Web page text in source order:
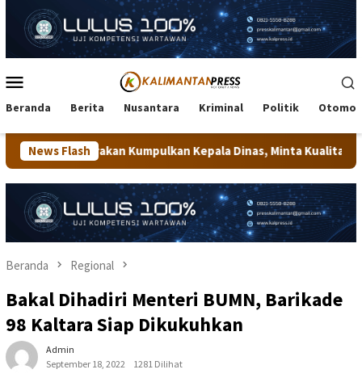
konten
Mobile
Beranda Berita Nusantara Kriminal Politik
News Flash
Kumpulkan Kepala Dinas, Minta Kualitas Layanan Publik
Beranda Regional
Bakal Dihadiri Menteri BUMN, Barikade
98 Kaltara Siap Dikukuhkan
Admin
September 18, 2022
1281 Dilihat